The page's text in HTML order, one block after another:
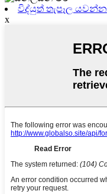
විද්යුත් තැපෑල යවන්න
x